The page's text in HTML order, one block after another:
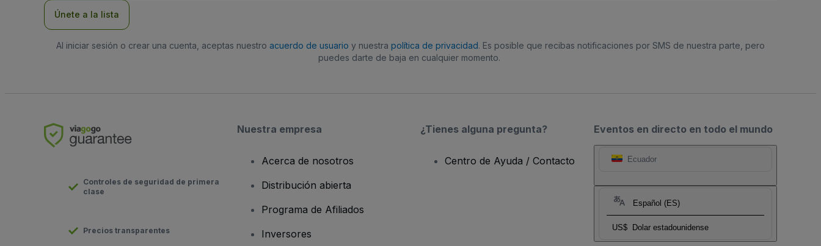
Únete a la lista
Al iniciar sesión o crear una cuenta, aceptas nuestro acuerdo de usuario y nuestra política de privacidad. Es posible que recibas notificaciones por SMS de nuestra parte, pero
puedes darte de baja en cualquier momento.
Eventos en directo en todo el mundo
Ecuador
Español (ES)
US$ Dolar estadounidense
Controles de seguridad de primera
clase
Precios transparentes
Nuestra empresa
Acerca de nosotros
Distribución abierta
Programa de Afiliados
Inversores
¿Tienes alguna pregunta?
Centro de Ayuda / Contacto